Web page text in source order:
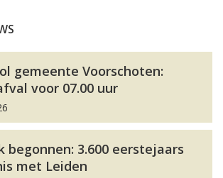
gemeente Voorschoten:
voor 07.00 uur
begonnen: 3.600 eerstejaars
met Leiden